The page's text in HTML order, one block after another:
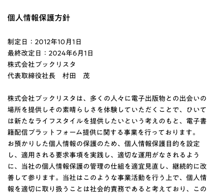
個人情報保護方針
制定日：2012年10月1日
最終改定日：2024年6月1日
株式会社ブックリスタ
代表取締役社長 村田 茂
株式会社ブックリスタは、多くの人々に電子出版物との出会いの
場所を提供しその素晴らしさを体験していただくことで、ひいて
は新たなライフスタイルを提供したいという考えのもと、電子書
籍配信プラットフォーム提供に関する事業を行っております。
お預かりした個人情報の保護のため、個人情報保護目的を設定
し、適用される要求事項を実践し、適切な運用がなされるよう
に、当社の個人情報保護の管理の仕組を適宜見直し、継続的に改
善して参ります。当社はこのような事業活動を行う上で、個人情
報を適切に取り扱うことは社会的責務であると考えており、この